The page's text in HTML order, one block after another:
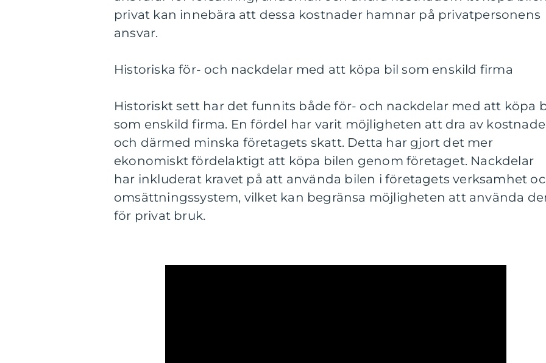
privat kan innebära att dessa kostnader hamnar på privatpersonens
ansvar.
Historiska för- och nackdelar med att köpa bil som enskild firma
Historiskt sett har det funnits både för- och nackdelar med att köpa
som enskild firma. En fördel har varit möjligheten att dra av
och därmed minska företagets skatt. Detta har gjort det mer
ekonomiskt fördelaktigt att köpa bilen genom företaget. Nackdelar
har inkluderat kravet på att använda bilen i företagets verksamhet
omsättningssystem, vilket kan begränsa möjligheten att använda
för privat bruk.